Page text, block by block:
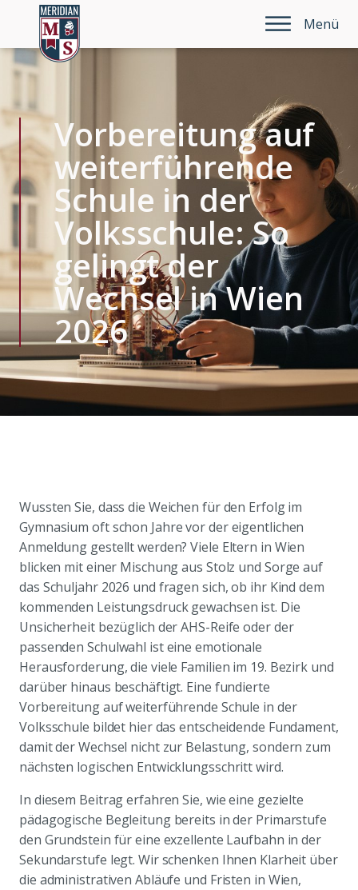
Menü
Vorbereitung auf
weiterführende
Schule in der
Volksschule: So
gelingt der
Wechsel in Wien
2026
Wussten Sie, dass die Weichen für den Erfolg im
Gymnasium oft schon Jahre vor der eigentlichen
Anmeldung gestellt werden? Viele Eltern in Wien
blicken mit einer Mischung aus Stolz und Sorge auf
das Schuljahr 2026 und fragen sich, ob ihr Kind dem
kommenden Leistungsdruck gewachsen ist. Die
Unsicherheit bezüglich der AHS-Reife oder der
passenden Schulwahl ist eine emotionale
Herausforderung, die viele Familien im 19. Bezirk und
darüber hinaus beschäftigt. Eine fundierte
Vorbereitung auf weiterführende Schule in der
Volksschule bildet hier das entscheidende Fundament,
damit der Wechsel nicht zur Belastung, sondern zum
nächsten logischen Entwicklungsschritt wird.
In diesem Beitrag erfahren Sie, wie eine gezielte
pädagogische Begleitung bereits in der Primarstufe
den Grundstein für eine exzellente Laufbahn in der
Sekundarstufe legt. Wir schenken Ihnen Klarheit über
die administrativen Abläufe und Fristen in Wien,